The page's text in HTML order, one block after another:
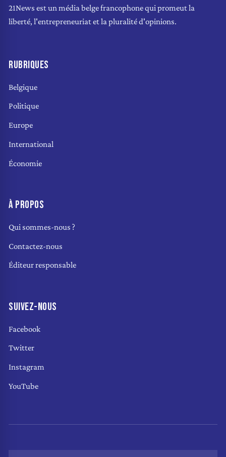
21News est un média belge francophone qui promeut la
liberté, l'entrepreneuriat et la pluralité d'opinions.
RUBRIQUES
Belgique
Politique
Europe
International
Économie
À PROPOS
Qui sommes-nous ?
Contactez-nous
Éditeur responsable
SUIVEZ-NOUS
Facebook
Twitter
Instagram
YouTube